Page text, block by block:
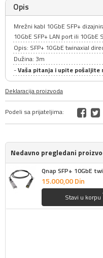
Opis
Mrežni kabl 10GbE SFP+
10GbE SFP+ LAN port ili 10GbE
Opis: SFP+ 10GbE twinaxial
Dužina: 3m
-Vaša pitanja i upite pošaljite
Deklaracija proizvoda
Podeli sa prijateljima:
Nedavno pregledani
Qnap SFP+ 10GbE
15.000,00Din
Stavi u korpu